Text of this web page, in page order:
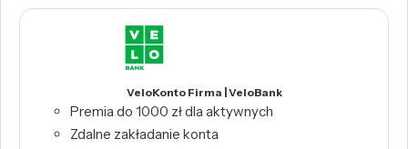
VeloKonto Firma | VeloBank
Premia do 1000 zł dla aktywnych
Zdalne zakładanie konta